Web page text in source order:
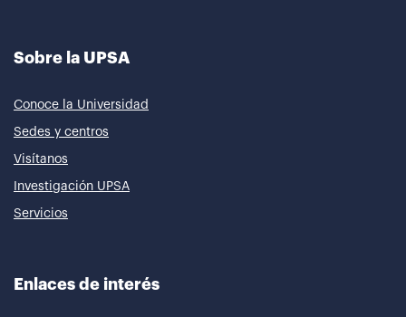
Sobre la UPSA
Conoce la Universidad
Sedes y centros
Visítanos
Investigación UPSA
Servicios
Enlaces de interés